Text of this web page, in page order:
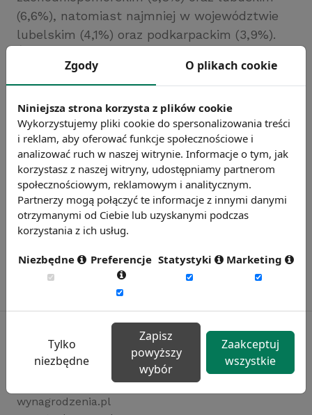
(6,6%), natomiast najmniej w województwie
lubelskim (4,1%) oraz podkarpackim (3,9%).
Chcesz wiedzieć więcej?
Rynekpracy.pl
wynagrodzenia.pl
Zgody O plikach cookie
Niniejsza strona korzysta z plików cookie
Wykorzystujemy pliki cookie do spersonalizowania treści
i reklam, aby oferować funkcje społecznościowe i
analizować ruch w naszej witrynie. Informacje o tym, jak
korzystasz z naszej witryny, udostępniamy partnerom
społecznościowym, reklamowym i analitycznym.
Partnerzy mogą połączyć te informacje z innymi danymi
otrzymanymi od Ciebie lub uzyskanymi podczas
korzystania z ich usług.
Niezbędne Preferencje Statystyki Marketing
Tylko
niezbędne
Zapisz
powyższy
wybór
Zaakceptuj
wszystkie